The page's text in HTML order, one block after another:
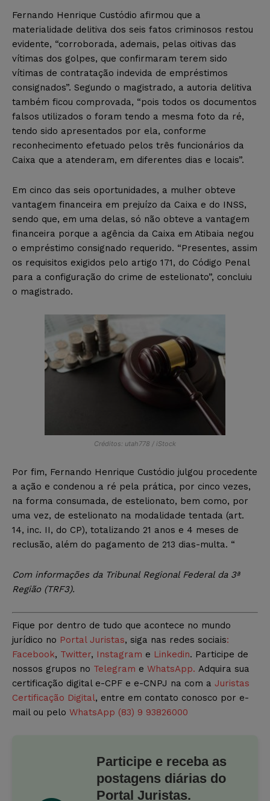
Fernando Henrique Custódio afirmou que a
materialidade delitiva dos seis fatos criminosos restou
evidente, “corroborada, ademais, pelas oitivas das
vítimas dos golpes, que confirmaram terem sido
vítimas de contratação indevida de empréstimos
consignados”. Segundo o magistrado, a autoria delitiva
também ficou comprovada, “pois todos os documentos
falsos utilizados o foram tendo a mesma foto da ré,
tendo sido apresentados por ela, conforme
reconhecimento efetuado pelos três funcionários da
Caixa que a atenderam, em diferentes dias e locais”.
Em cinco das seis oportunidades, a mulher obteve
vantagem financeira em prejuízo da Caixa e do INSS,
sendo que, em uma delas, só não obteve a vantagem
financeira porque a agência da Caixa em Atibaia negou
o empréstimo consignado requerido. “Presentes, assim
os requisitos exigidos pelo artigo 171, do Código Penal
para a configuração do crime de estelionato”, concluiu
o magistrado.
Créditos: utah778 / iStock
Por fim, Fernando Henrique Custódio julgou procedente
a ação e condenou a ré pela prática, por cinco vezes,
na forma consumada, de estelionato, bem como, por
uma vez, de estelionato na modalidade tentada (art.
14, inc. II, do CP), totalizando 21 anos e 4 meses de
reclusão, além do pagamento de 213 dias-multa. “
Com informações da Tribunal Regional Federal da 3ª
Região (TRF3).
Fique por dentro de tudo que acontece no mundo
jurídico no Portal Juristas, siga nas redes sociais:
Facebook, Twitter, Instagram e Linkedin. Participe de
nossos grupos no Telegram e WhatsApp. Adquira sua
certificação digital e-CPF e e-CNPJ na com a Juristas
Certificação Digital, entre em contato conosco por e-
mail ou pelo WhatsApp (83) 9 93826000
Participe e receba as
postagens diárias do
Portal Juristas.